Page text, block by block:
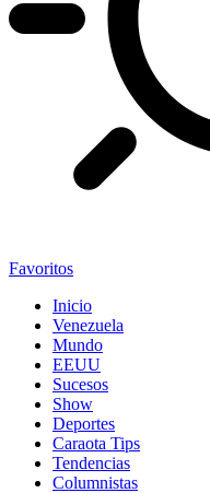
Favoritos
Inicio
Venezuela
Mundo
EEUU
Sucesos
Show
Deportes
Caraota Tips
Tendencias
Columnistas